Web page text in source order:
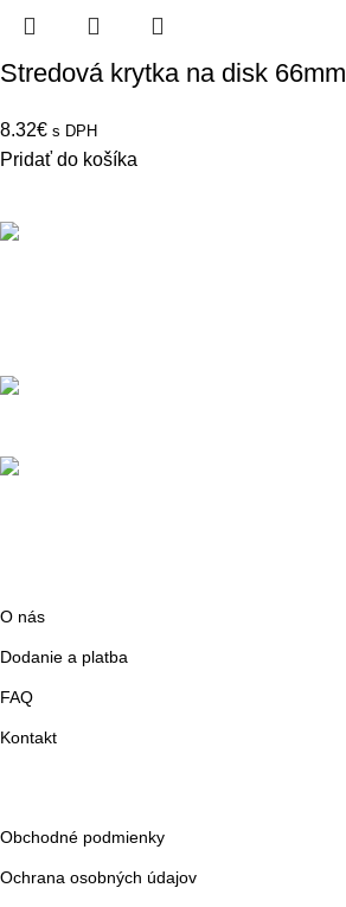
Stredová krytka na disk 66mm
8.32€ s DPH
Pridať do košíka
O nás
Dodanie a platba
FAQ
Kontakt
Obchodné podmienky
Ochrana osobných údajov